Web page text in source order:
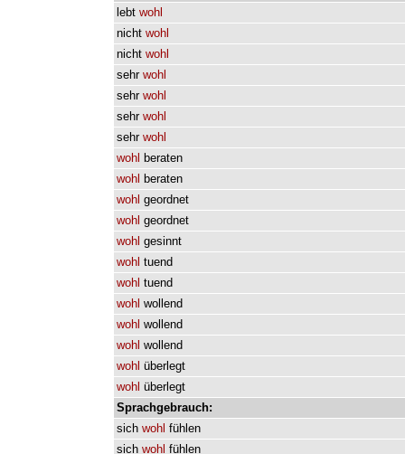
lebt wohl
nicht wohl
nicht wohl
sehr wohl
sehr wohl
sehr wohl
sehr wohl
wohl beraten
wohl beraten
wohl geordnet
wohl geordnet
wohl gesinnt
wohl tuend
wohl tuend
wohl wollend
wohl wollend
wohl wollend
wohl überlegt
wohl überlegt
Sprachgebrauch:
sich wohl fühlen
sich wohl fühlen